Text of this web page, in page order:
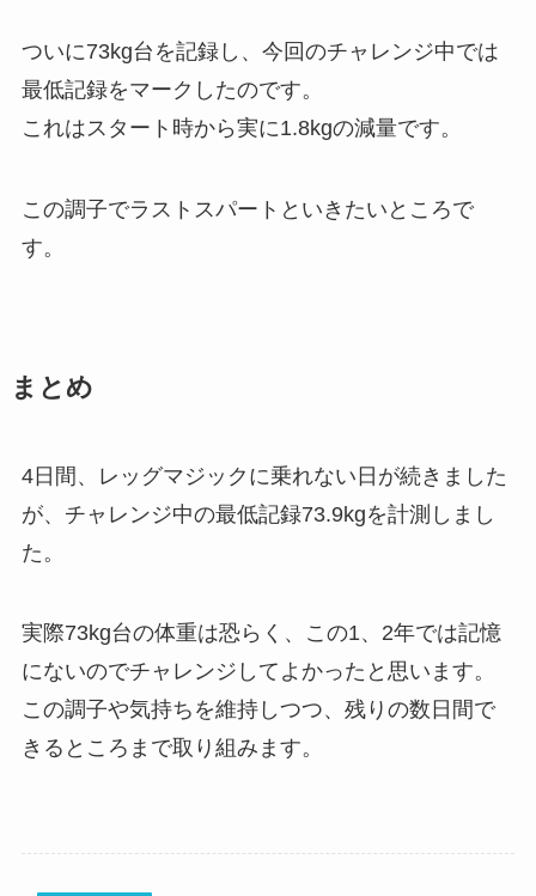
ついに73kg台を記録し、今回のチャレンジ中では
最低記録をマークしたのです。
これはスタート時から実に1.8kgの減量です。
この調子でラストスパートといきたいところで
す。
まとめ
4日間、レッグマジックに乗れない日が続きました
が、チャレンジ中の最低記録73.9kgを計測しまし
た。
実際73kg台の体重は恐らく、この1、2年では記憶
にないのでチャレンジしてよかったと思います。
この調子や気持ちを維持しつつ、残りの数日間で
きるところまで取り組みます。